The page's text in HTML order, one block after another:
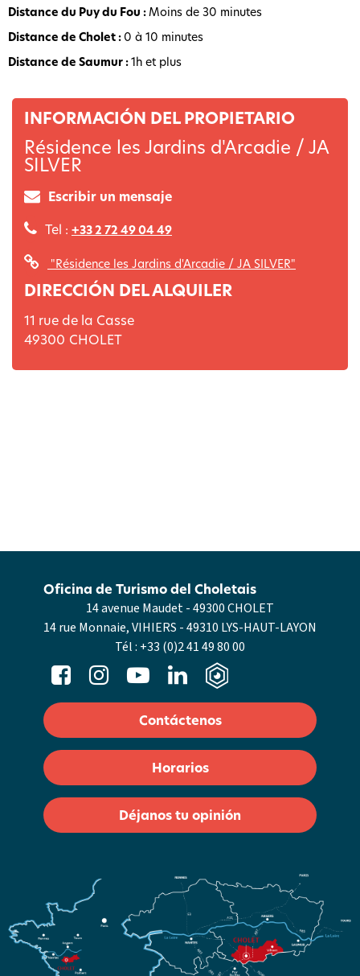
Distance du Puy du Fou :Moins de 30 minutes
Distance de Cholet : 0 à 10 minutes
Distance de Saumur :1h et plus
INFORMACIÓN DEL PROPIETARIO
Résidence les Jardins d'Arcadie / JA
SILVER
Escribir un mensaje
Tel : +33 2 72 49 04 49
"Résidence les Jardins d'Arcadie / JA SILVER"
DIRECCIÓN DEL ALQUILER
11 rue de la Casse
49300 CHOLET
14 avenue Maudet - 49300 CHOLET
14 rue Monnaie, VIHIERS - 49310 LYS-HAUT-LAYON
Tél : +33 (0)2 41 49 80 00
Oficina de Turismo del Choletais
Contáctenos
Horarios
Déjanos tu opinión